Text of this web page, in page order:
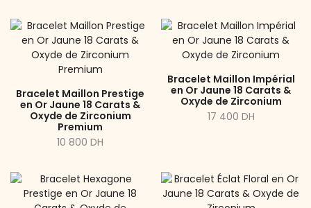
Bracelet Maillon Prestige
en Or Jaune 18 Carats &
Oxyde de Zirconium
Premium
10 800 DH
Bracelet Maillon Impérial
en Or Jaune 18 Carats &
Oxyde de Zirconium
17 400 DH